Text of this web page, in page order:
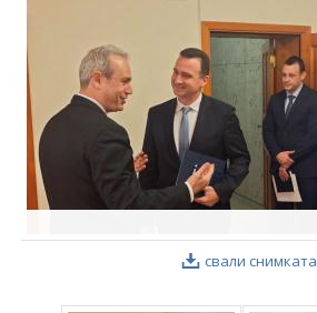
ВИДЕОГАЛЕРИЯ
свали снимката